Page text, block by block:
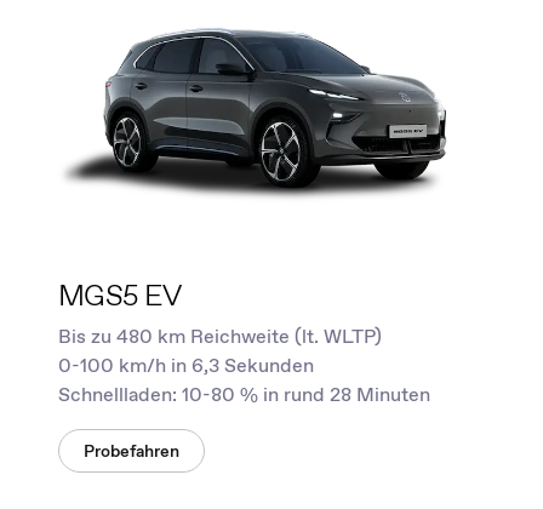
MGS5 EV
Bis zu 480 km Reichweite (lt. WLTP)
0-100 km/h in 6,3 Sekunden
Schnellladen: 10-80 % in rund 28 Minuten
Probefahren